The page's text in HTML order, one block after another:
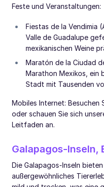
Feste und Veranstaltungen:
Fiestas de la Vendimia
Valle de Guadalupe
mexikanischen Weine
Maratón de la Ciudad
Marathon Mexikos, ein
Stadt mit Tausenden
Mobiles Internet: Besuchen
oder schauen Sie sich
Leitfaden an.
Galapagos-Inseln,
Die Galapagos-Inseln
außergewöhnliches